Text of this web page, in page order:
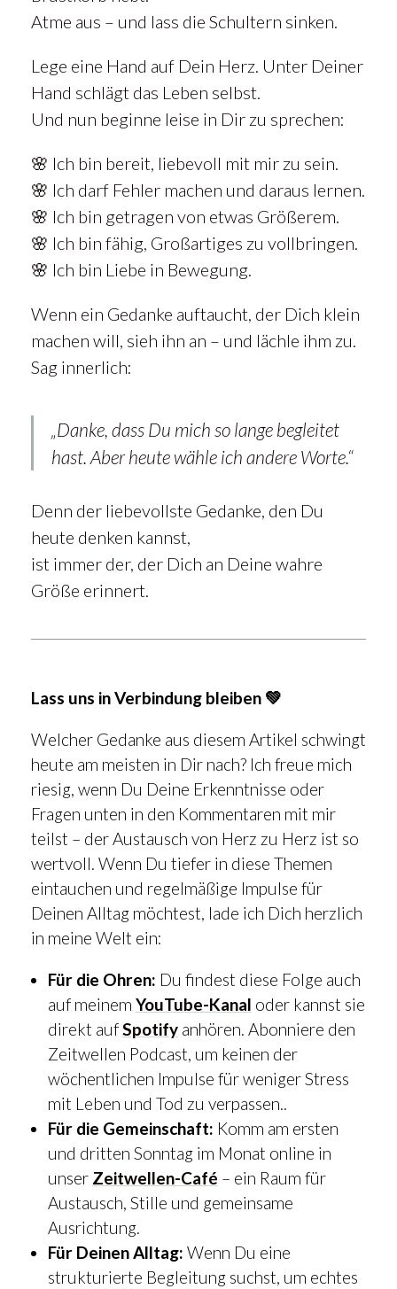
Atme aus – und lass die Schultern sinken.
Lege eine Hand auf Dein Herz. Unter Deiner
Hand schlägt das Leben selbst.
Und nun beginne leise in Dir zu sprechen:
🌸 Ich bin bereit, liebevoll mit mir zu sein.
🌸 Ich darf Fehler machen und daraus lernen.
🌸 Ich bin getragen von etwas Größerem.
🌸 Ich bin fähig, Großartiges zu vollbringen.
🌸 Ich bin Liebe in Bewegung.
Wenn ein Gedanke auftaucht, der Dich klein
machen will, sieh ihn an – und lächle ihm zu.
Sag innerlich:
„Danke, dass Du mich so lange begleitet
hast. Aber heute wähle ich andere Worte.“
Denn der liebevollste Gedanke, den Du
heute denken kannst,
ist immer der, der Dich an Deine wahre
Größe erinnert.
Lass uns in Verbindung bleiben 💚
Welcher Gedanke aus diesem Artikel schwingt
heute am meisten in Dir nach? Ich freue mich
riesig, wenn Du Deine Erkenntnisse oder
Fragen unten in den Kommentaren mit mir
teilst – der Austausch von Herz zu Herz ist so
wertvoll. Wenn Du tiefer in diese Themen
eintauchen und regelmäßige Impulse für
Deinen Alltag möchtest, lade ich Dich herzlich
in meine Welt ein:
Für die Ohren: Du findest diese Folge auch
auf meinem YouTube-Kanal oder kannst sie
direkt aufSpotifyanhören. Abonniere den
Zeitwellen Podcast, um keinen der
wöchentlichen Impulse für weniger Stress
mit Leben und Tod zu verpassen..
Für die Gemeinschaft: Komm am ersten
und dritten Sonntag im Monat online in
unser Zeitwellen-Café – ein Raum für
Austausch, Stille und gemeinsame
Ausrichtung.
Für Deinen Alltag: Wenn Du eine
strukturierte Begleitung suchst, um echtes